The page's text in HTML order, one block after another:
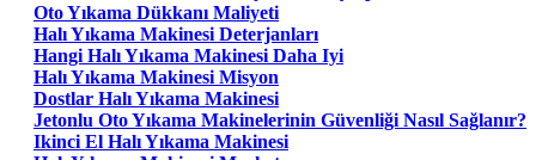
Oto Yıkama Dükkanı Maliyeti
Halı Yıkama Makinesi Deterjanları
Hangi Halı Yıkama Makinesi Daha Iyi
Halı Yıkama Makinesi Misyon
Dostlar Halı Yıkama Makinesi
Jetonlu Oto Yıkama Makinelerinin Güvenliği Nasıl Sağlanır?
Ikinci El Halı Yıkama Makinesi